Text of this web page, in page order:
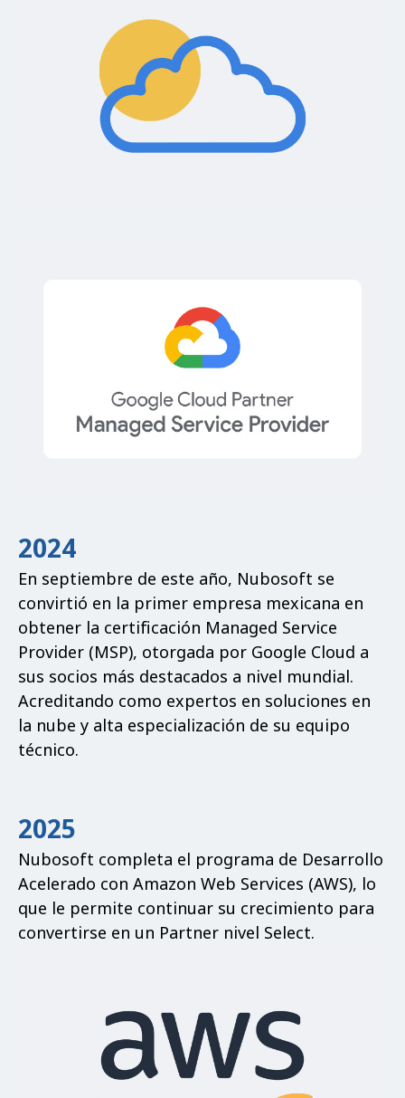
2024
En septiembre de este año, Nubosoft se
convirtió en la primer empresa mexicana en
obtener la certificación Managed Service
Provider (MSP), otorgada por Google Cloud a
sus socios más destacados a nivel mundial.
Acreditando como expertos en soluciones en
la nube y alta especialización de su equipo
técnico.
2025
Nubosoft completa el programa de Desarrollo
Acelerado con Amazon Web Services (AWS), lo
que le permite continuar su crecimiento para
convertirse en un Partner nivel Select.